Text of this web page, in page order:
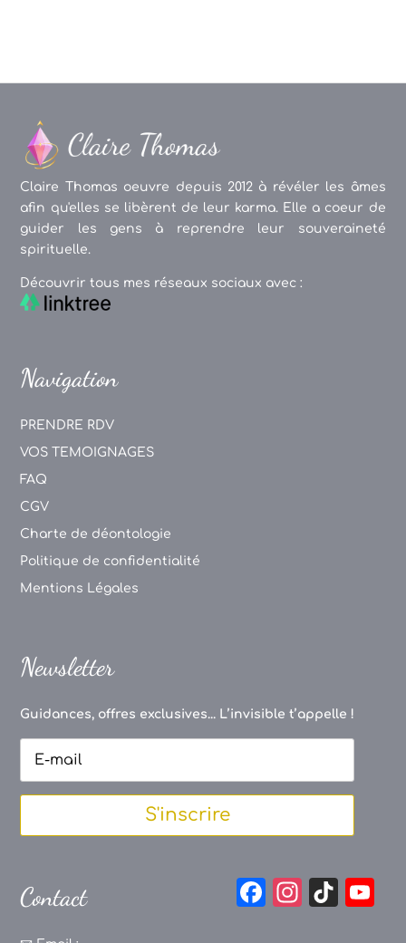
Claire Thomas oeuvre depuis 2012 à révéler les âmes
afin qu'elles se libèrent de leur karma. Elle a coeur de
guider les gens à reprendre leur souveraineté
spirituelle.
Découvrir tous mes réseaux sociaux avec :
Navigation
PRENDRE RDV
VOS TEMOIGNAGES
FAQ
CGV
Charte de déontologie
Politique de confidentialité
Mentions Légales
Newsletter
Guidances, offres exclusives... L’invisible t’appelle !
S'inscrire
Contact
F
In
Ti